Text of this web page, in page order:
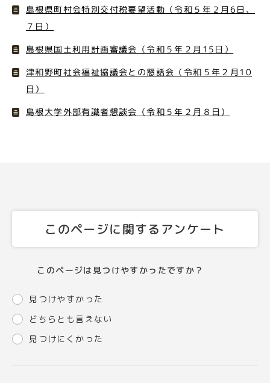
島根県町村会特別交付税要望活動（令和５年２月6日、
７日）
島根県国土利用計画審議会（令和５年２月15日）
津和野町社会福祉協議会との懇話会（令和５年２月10
日）
島根大学外部有識者懇談会（令和５年２月８日）
このページに関するアンケート
このページは見つけやすかったですか？
見つけやすかった
どちらとも言えない
見つけにくかった